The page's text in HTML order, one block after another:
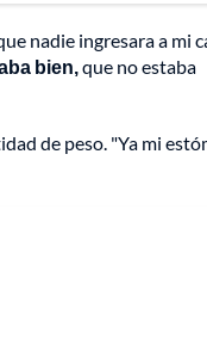
nadie ingresara a mi
bien, que no estaba
de peso. "Ya mi